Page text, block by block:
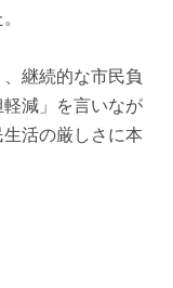
継続的な市民負
減」を言いなが
活の厳しさに本